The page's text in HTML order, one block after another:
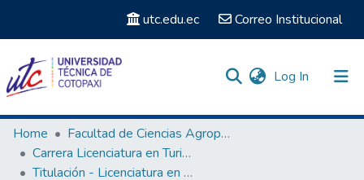
utc.edu.ec Correo Institucional
Log In (current)
Communities & Collections
Search
Home
Facultad de Ciencias Agropecuarias y Recursos Naturales
Carrera Licenciatura en Turismo
Titulación - Licenciatura en Turismo